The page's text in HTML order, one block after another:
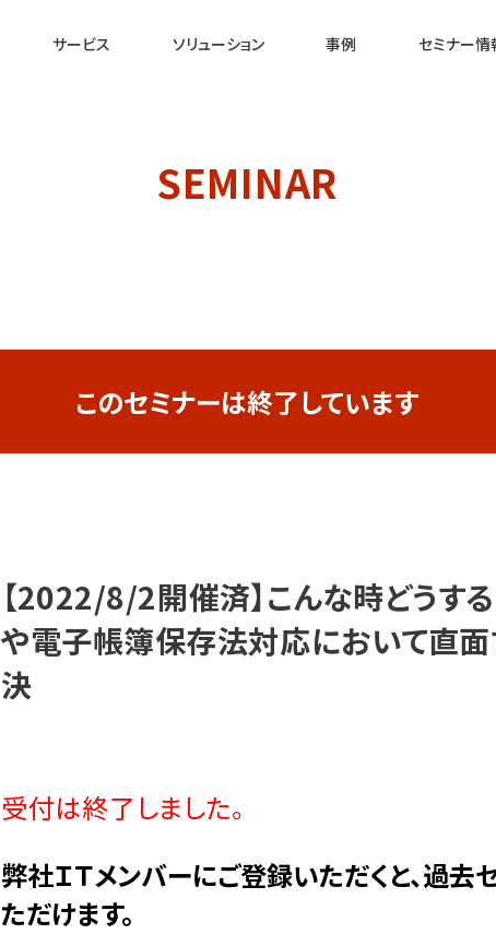
サービス ソリューション 事例 セミナー情
SEMINAR
このセミナーは終了しています
【2022/8/2開催済】こんな時どうす
や電子帳簿保存法対応において直
決
受付は終了しました。
弊社ＩＴメンバーにご登録いただくと、過
ただけます。